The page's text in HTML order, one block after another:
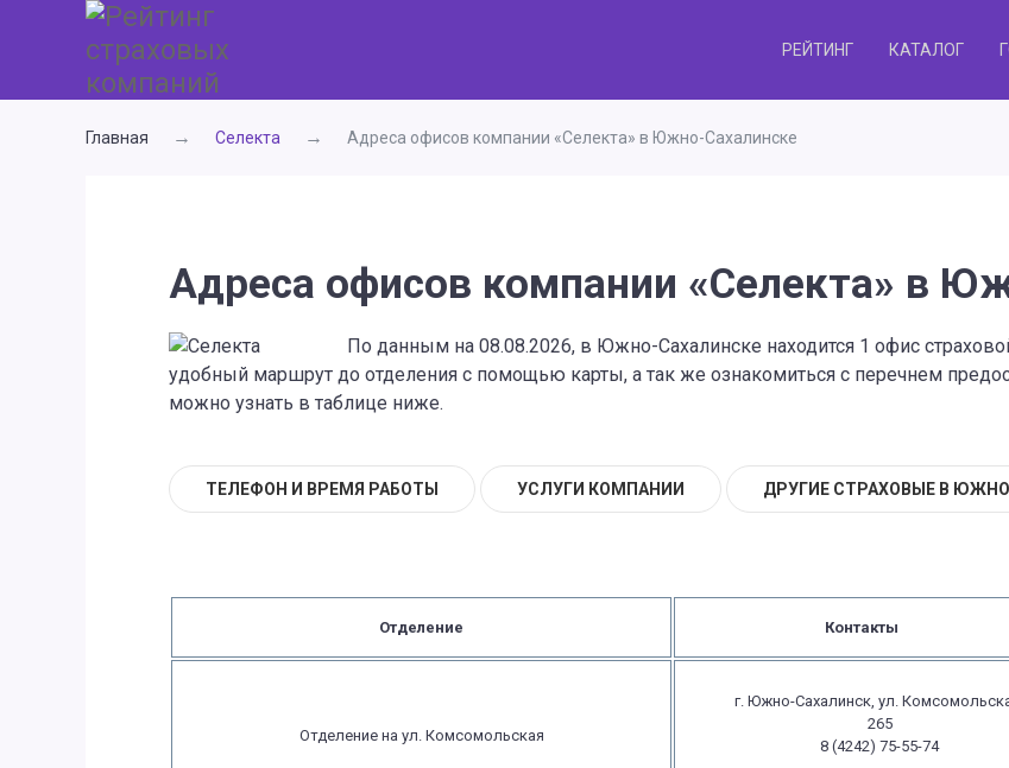
РЕЙТИНГ КАТАЛОГ
Главная Селекта Адреса офисов компании «Селекта» в Южно-Сахалинске
Адреса офисов компании «Селекта» в
По данным на 08.08.2026, в Южно-Сахалинске находится 1 офис
удобный маршрут до отделения с помощью карты, а так же ознакомиться с перечнем
можно узнать в таблице ниже.
ТЕЛЕФОН И ВРЕМЯ РАБОТЫ УСЛУГИ КОМПАНИИ ДРУГИЕ СТРАХОВЫЕ В
Отделение Контакты
Отделение на ул. Комсомольская
г. Южно-Сахалинск, ул.
265
8 (4242) 75-55-74